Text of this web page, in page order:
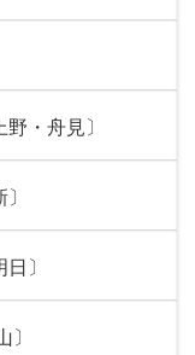
・舟見〕
〕
〕